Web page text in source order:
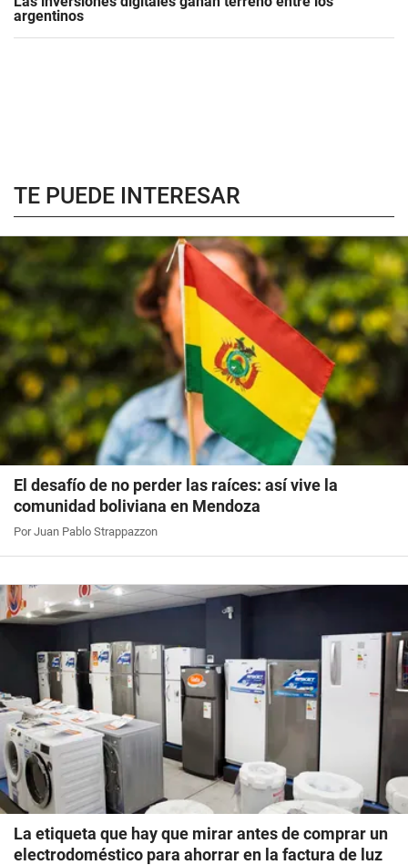
argentinos
TE PUEDE INTERESAR
El desafío de no perder las raíces: así vive la
comunidad boliviana en Mendoza
Por Juan Pablo Strappazzon
La etiqueta que hay que mirar antes de comprar un
electrodoméstico para ahorrar en la factura de luz